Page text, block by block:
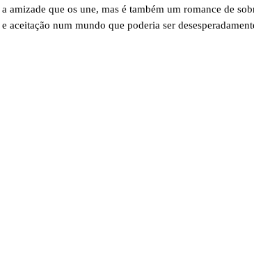
a amizade que os une, mas é também um romance de
e aceitação num mundo que poderia ser